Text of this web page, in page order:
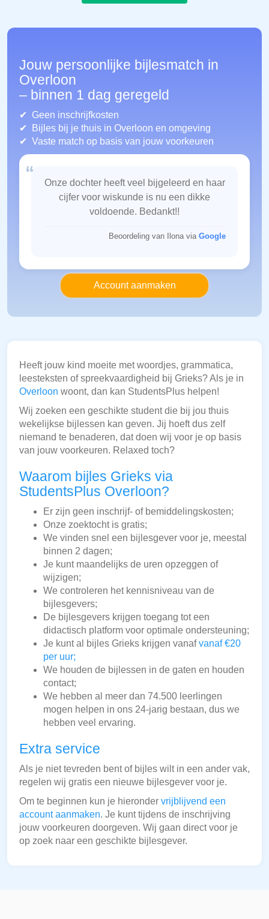
Jouw persoonlijke bijlesmatch in
Overloon
– binnen 1 dag geregeld
Geen inschrijfkosten
Bijles bij je thuis in Overloon en omgeving
Vaste match op basis van jouw voorkeuren
“
Onze dochter heeft veel bijgeleerd en haar
cijfer voor wiskunde is nu een dikke
voldoende. Bedankt!!
Beoordeling van Ilona via Google
Account aanmaken
Heeft jouw kind moeite met woordjes, grammatica,
leesteksten of spreekvaardigheid bij Grieks? Als je in
Overloon woont, dan kan StudentsPlus helpen!
Wij zoeken een geschikte student die bij jou thuis
wekelijkse bijlessen kan geven. Jij hoeft dus zelf
niemand te benaderen, dat doen wij voor je op basis
van jouw voorkeuren. Relaxed toch?
Waarom bijles Grieks via
StudentsPlus Overloon?
Er zijn geen inschrijf- of bemiddelingskosten;
Onze zoektocht is gratis;
We vinden snel een bijlesgever voor je, meestal
binnen 2 dagen;
Je kunt maandelijks de uren opzeggen of
wijzigen;
We controleren het kennisniveau van de
bijlesgevers;
De bijlesgevers krijgen toegang tot een
didactisch platform voor optimale ondersteuning;
Je kunt al bijles Grieks krijgen vanafvanaf €20
per uur;
We houden de bijlessen in de gaten en houden
contact;
We hebben al meer dan 74.500 leerlingen
mogen helpen in ons 24-jarig bestaan, dus we
hebben veel ervaring.
Extra service
Als je niet tevreden bent of bijles wilt in een ander vak,
regelen wij gratis een nieuwe bijlesgever voor je.
Om te beginnen kun je hieronder vrijblijvend een
account aanmaken. Je kunt tijdens de inschrijving
jouw voorkeuren doorgeven. Wij gaan direct voor je
op zoek naar een geschikte bijlesgever.